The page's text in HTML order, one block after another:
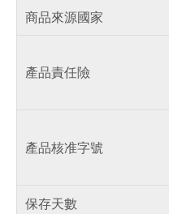
商品來源國家
產品責任險
產品核准字號
保存天數